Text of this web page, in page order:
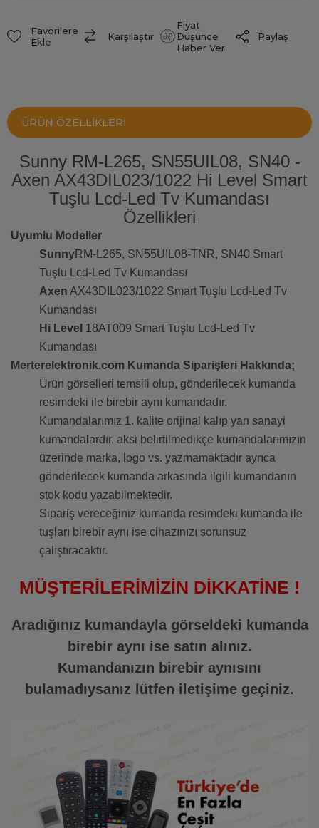
Favorilere
Ekle
Karşılaştır
Fiyat
Düşünce
Haber Ver
Paylaş
ÜRÜN ÖZELLIKLERI
Sunny RM-L265, SN55UIL08, SN40 -
Axen AX43DIL023/1022 Hi Level Smart
Tuşlu Lcd-Led Tv Kumandası
Özellikleri
Uyumlu Modeller
SunnyRM-L265, SN55UIL08-TNR, SN40 Smart
Tuşlu Lcd-Led Tv Kumandası
Axen AX43DIL023/1022 Smart Tuşlu Lcd-Led Tv
Kumandası
Hi Level 18AT009 Smart Tuşlu Lcd-Led Tv
Kumandası
Merterelektronik.com Kumanda Siparişleri Hakkında;
Ürün görselleri temsili olup, gönderilecek kumanda
resimdeki ile birebir aynı kumandadır.
Kumandalarımız 1. kalite orijinal kalıp yan sanayi
kumandalardır, aksi belirtilmedikçe kumandalarımızın
üzerinde marka, logo vs. yazmamaktadır ayrıca
gönderilecek kumanda arkasında ilgili kumandanın
stok kodu yazabilmektedir.
Sipariş vereceğiniz kumanda resimdeki kumanda ile
tuşları birebir aynı ise cihazınızı sorunsuz
çalıştıracaktır.
MÜŞTERİLERİMİZİN DİKKATİNE !
Aradığınız kumandayla görseldeki kumanda
birebir aynı ise satın alınız.
Kumandanızın birebir aynısını
bulamadıysanız lütfen iletişime geçiniz.